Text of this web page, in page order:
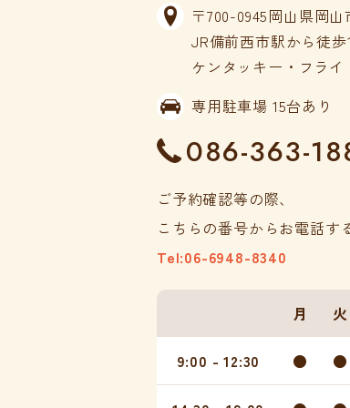
〒700-0945岡山県岡山
JR備前西市駅から徒歩
ケンタッキー・フライ
専用駐車場 15台あり
086-363-
ご予約確認等の際、
こちらの番号からお電話す
Tel:06-6948-8340
月 火
9:00 - 12:30 ● ●